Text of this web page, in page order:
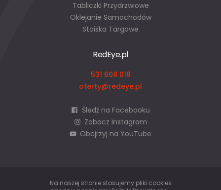
Tabliczki Przydrzwiowe
Oklejanie Samochodów
Stoiska Targowe
RedEye.pl
531 608 018
oferty@redeye.pl
Śledź na Facebooku
Zobacz Instagram
Obejrzyj na YouTube
Na naszej stronie stosujemy pliki cookies